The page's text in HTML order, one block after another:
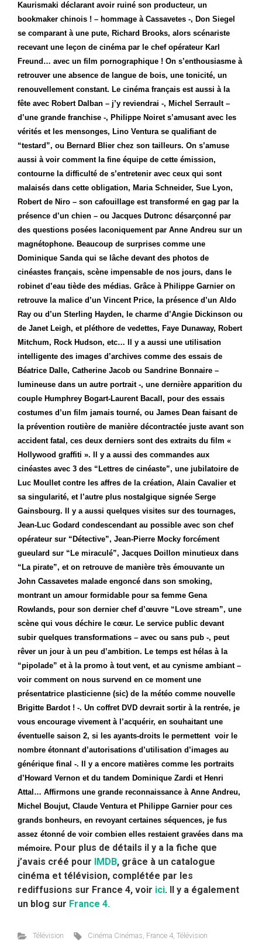
Kaurismaki déclarant avoir ruiné son producteur, un
bookmaker chinois ! – hommage à Cassavetes -, Don Siegel
se comparant à une pute, Richard Brooks, alors scénariste
recevant une leçon de cinéma par le chef opérateur Karl
Freund… avec un film pornographique ! On s’enthousiasme à
retrouver une absence de langue de bois, une tonicité, un
renouvellement constant. Le cinéma français est aussi à la
fête avec Robert Dalban – j’y reviendrai -, Michel Serrault –
d’une grande franchise -, Philippe Noiret s’amusant avec les
vérités et les mensonges, Lino Ventura se qualifiant de
“testard”, ou Bernard Blier chez son tailleurs. On s’amuse
aussi à voir comment la fine équipe de cette émission,
contourne la difficulté de s’entretenir avec ceux qui sont
malaisés dans cette obligation, Maria Schneider, Sue Lyon,
Robert de Niro – son cafouillage est transformé en gag par la
présence d’un chien – ou Jacques Dutronc désarçonné par
des questions posées laconiquement par Anne Andreu sur un
magnétophone. Beaucoup de surprises comme une
Dominique Sanda qui se lâche devant des photos de
cinéastes français, scène impensable de nos jours, dans le
robinet d’eau tiède des médias. Grâce à Philippe Garnier on
retrouve la malice d’un Vincent Price, la présence d’un Aldo
Ray ou d’un Sterling Hayden, le charme d’Angie Dickinson ou
de Janet Leigh, et pléthore de vedettes, Faye Dunaway, Robert
Mitchum, Rock Hudson, etc… Il y a aussi une utilisation
intelligente des images d’archives comme des essais de
Béatrice Dalle, Catherine Jacob ou Sandrine Bonnaire –
lumineuse dans un autre portrait -, une dernière apparition du
couple Humphrey Bogart-Laurent Bacall, pour des essais
costumes d’un film jamais tourné, ou James Dean faisant de
la prévention routière de manière décontractée juste avant son
accident fatal, ces deux derniers sont des extraits du film «
Hollywood graffiti ». Il y a aussi des commandes aux
cinéastes avec 3 des “Lettres de cinéaste”, une jubilatoire de
Luc Moullet contre les affres de la création, Alain Cavalier et
sa singularité, et l’autre plus nostalgique signée Serge
Gainsbourg.
Il y a aussi quelques visites sur des tournages,
Jean-Luc Godard condescendant au possible avec son chef
opérateur sur “Détective”, Jean-Pierre Mocky forcément
gueulard sur “Le miraculé”, Jacques Doillon minutieux dans
“La pirate”, et on retrouve de manière très émouvante un
John Cassavetes malade engoncé dans son smoking,
montrant un amour formidable pour sa femme Gena
Rowlands, pour son dernier chef d’œuvre “Love stream”, une
scène qui vous déchire le cœur. Le service public devant
subir quelques transformations – avec ou sans pub -, peut
rêver un jour à un peu d’ambition. Le temps est hélas à la
“pipolade” et à la promo à tout vent, et au cynisme ambiant –
voir comment on nous survend en ce moment une
présentatrice plasticienne (sic) de la météo comme nouvelle
Brigitte Bardot ! -. Un coffret DVD devrait sortir à la rentrée, je
vous encourage vivement à l’acquérir, en souhaitant une
éventuelle saison 2, si les ayants-droits le permettent voir le
nombre étonnant d’autorisations d’utilisation d’images au
générique final -. Il y a encore matières comme les portraits
d’Howard Vernon et du tandem Dominique Zardi et Henri
Attal… Affirmons une grande reconnaissance à Anne Andreu,
Michel Boujut, Claude Ventura et Philippe Garnier pour ces
grands bonheurs, en revoyant certaines séquences, je fus
assez étonné de voir combien elles restaient gravées dans ma
mémoire. Pour plus de détails il y a la fiche que
j’avais créé pour
IMDB, grâce à un catalogue
cinéma et télévision, complétée par les
rediffusions sur France 4, voir ici. Il y a également
un blog sur France 4.
Télévision Cinéma Cinémas, France 4,Télévision